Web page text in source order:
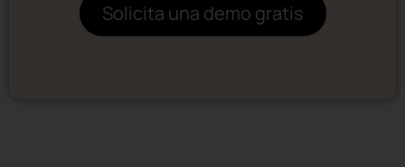
Solicita una demo gratis